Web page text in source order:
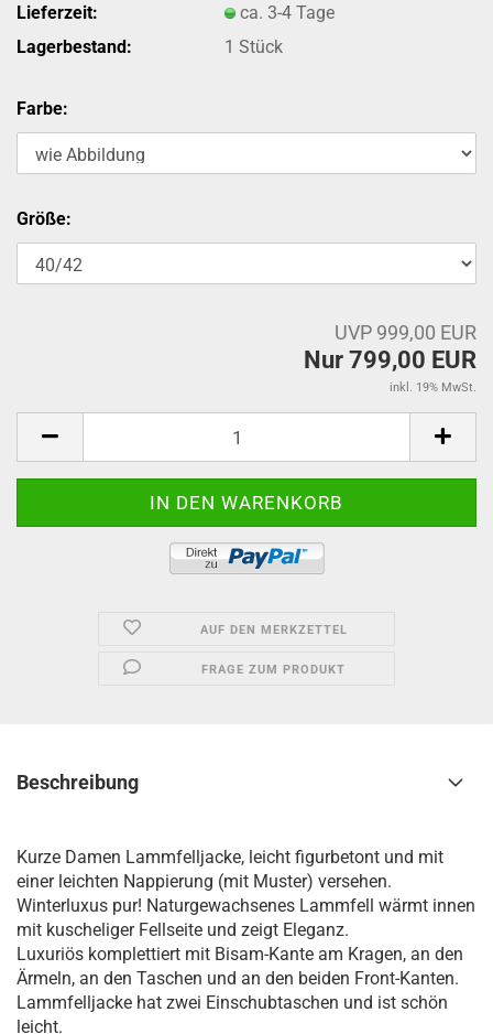
Lieferzeit:
ca. 3-4 Tage
Lagerbestand:
1Stück
Farbe:
Größe:
UVP 999,00 EUR
Nur 799,00 EUR
inkl. 19% MwSt.
AUF DEN MERKZETTEL
FRAGE ZUM PRODUKT
Beschreibung
Kurze Damen Lammfelljacke, leicht figurbetont und mit
einer leichten Nappierung (mit Muster) versehen.
Winterluxus pur! Naturgewachsenes Lammfell wärmt innen
mit kuscheliger Fellseite und zeigt Eleganz.
Luxuriös komplettiert mit Bisam-Kante am Kragen, an den
Ärmeln, an den Taschen und an den beiden Front-Kanten.
Lammfelljacke hat zwei Einschubtaschen und ist schön
leicht.